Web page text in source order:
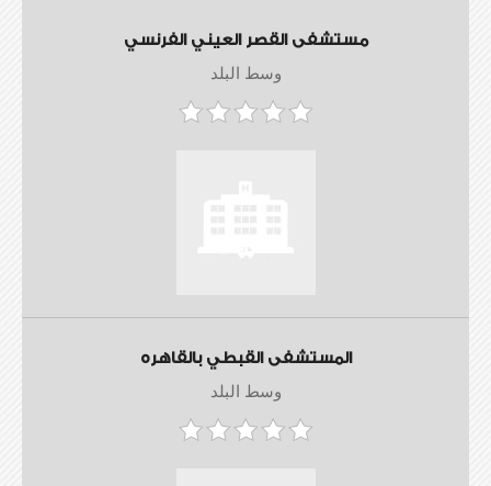
مستشفى القصر العيني الفرنسي
وسط البلد
المستشفى القبطي بالقاهره
وسط البلد